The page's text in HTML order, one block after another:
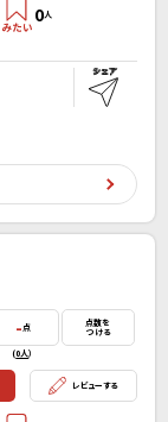
0人
-点
(0人）
点数を
つける
レビューする